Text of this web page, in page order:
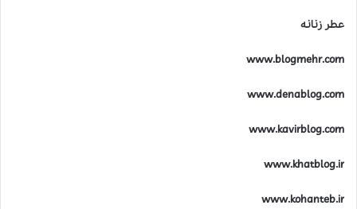
عطر زنانه
www.blogmehr.com
www.denablog.com
www.kavirblog.com
www.khatblog.ir
www.kohanteb.ir